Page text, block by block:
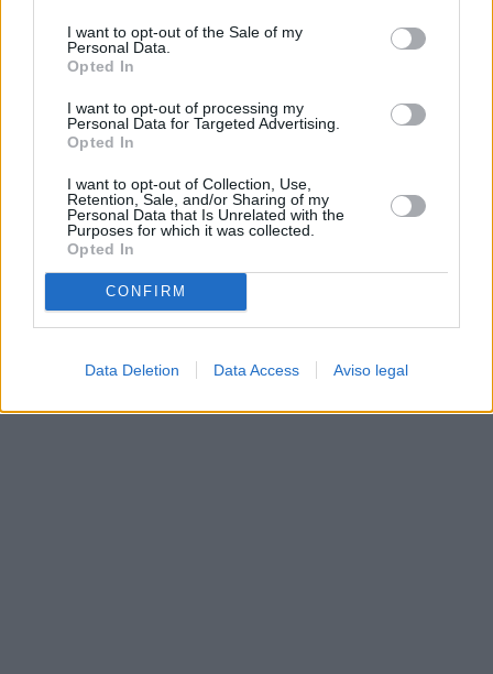
cualquier momento entrando de nuevo en este sitio web o
visitando nuestra política de privacidad.
I want to opt-out of the Sale of my
Personal Data.
Opted In
I want to opt-out of processing my
Personal Data for Targeted Advertising.
Opted In
I want to opt-out of Collection, Use,
Retention, Sale, and/or Sharing of my
Personal Data that Is Unrelated with the
Purposes for which it was collected.
Opted In
CONFIRM
Data Deletion Data Access Aviso legal